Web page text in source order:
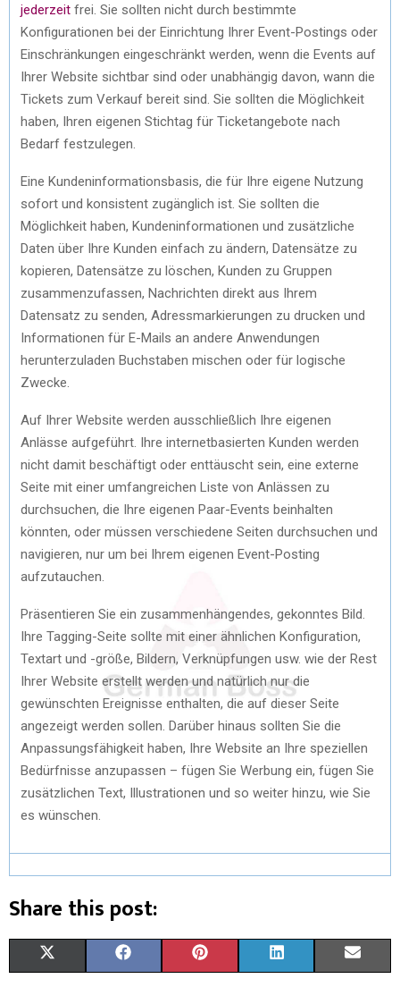
jederzeit frei. Sie sollten nicht durch bestimmte
Konfigurationen bei der Einrichtung Ihrer Event-Postings oder
Einschränkungen eingeschränkt werden, wenn die Events auf
Ihrer Website sichtbar sind oder unabhängig davon, wann die
Tickets zum Verkauf bereit sind. Sie sollten die Möglichkeit
haben, Ihren eigenen Stichtag für Ticketangebote nach
Bedarf festzulegen.
Eine Kundeninformationsbasis, die für Ihre eigene Nutzung
sofort und konsistent zugänglich ist. Sie sollten die
Möglichkeit haben, Kundeninformationen und zusätzliche
Daten über Ihre Kunden einfach zu ändern, Datensätze zu
kopieren, Datensätze zu löschen, Kunden zu Gruppen
zusammenzufassen, Nachrichten direkt aus Ihrem
Datensatz zu senden, Adressmarkierungen zu drucken und
Informationen für E-Mails an andere Anwendungen
herunterzuladen Buchstaben mischen oder für logische
Zwecke.
Auf Ihrer Website werden ausschließlich Ihre eigenen
Anlässe aufgeführt. Ihre internetbasierten Kunden werden
nicht damit beschäftigt oder enttäuscht sein, eine externe
Seite mit einer umfangreichen Liste von Anlässen zu
durchsuchen, die Ihre eigenen Paar-Events beinhalten
könnten, oder müssen verschiedene Seiten durchsuchen und
navigieren, nur um bei Ihrem eigenen Event-Posting
aufzutauchen.
Präsentieren Sie ein zusammenhängendes, gekonntes Bild.
Ihre Tagging-Seite sollte mit einer ähnlichen Konfiguration,
Textart und -größe, Bildern, Verknüpfungen usw. wie der Rest
Ihrer Website erstellt werden und natürlich nur die
gewünschten Ereignisse enthalten, die auf dieser Seite
angezeigt werden sollen. Darüber hinaus sollten Sie die
Anpassungsfähigkeit haben, Ihre Website an Ihre speziellen
Bedürfnisse anzupassen – fügen Sie Werbung ein, fügen Sie
zusätzlichen Text, Illustrationen und so weiter hinzu, wie Sie
es wünschen.
Share this post: